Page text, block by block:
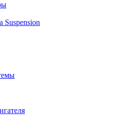
Suspension